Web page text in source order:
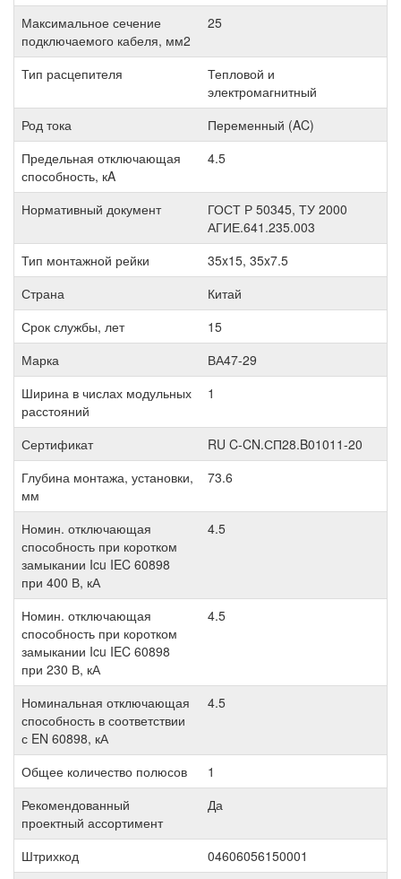
Максимальное сечение
подключаемого кабеля, мм2
25
Тип расцепителя
Тепловой и
электромагнитный
Род тока
Переменный (AC)
Предельная отключающая
способность, кA
4.5
Нормативный документ
ГОСТ Р 50345, ТУ 2000
АГИЕ.641.235.003
Тип монтажной рейки
35x15, 35x7.5
Страна
Китай
Срок службы, лет
15
Марка
ВА47-29
Ширина в числах модульных
расстояний
1
Сертификат
RU C-CN.СП28.B01011-20
Глубина монтажа, установки,
мм
73.6
Номин. отключающая
способность при коротком
замыкании Icu IEC 60898
при 400 В, кА
4.5
Номин. отключающая
способность при коротком
замыкании Icu IEC 60898
при 230 В, кА
4.5
Номинальная отключающая
способность в соответствии
с EN 60898, кА
4.5
Общее количество полюсов
1
Рекомендованный
проектный ассортимент
Да
Штрихкод
04606056150001